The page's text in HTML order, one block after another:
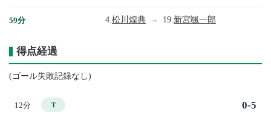
59分 4. 松川煌典 → 19. 新宮颯一郎
得点経過
(ゴール失敗記録なし)
12分 T 0-5